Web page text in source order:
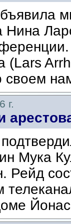
Нина
(Lars
своем
г.
Мука
Рейд